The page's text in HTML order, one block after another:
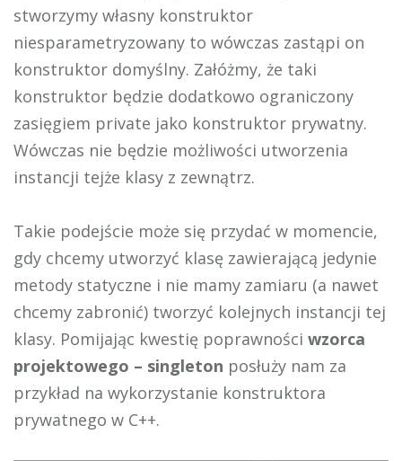
stworzymy własny konstruktor
niesparametryzowany to wówczas zastąpi on
konstruktor domyślny. Załóżmy, że taki
konstruktor będzie dodatkowo ograniczony
zasięgiem private jako konstruktor prywatny.
Wówczas nie będzie możliwości utworzenia
instancji tejże klasy z zewnątrz.
Takie podejście może się przydać w momencie,
gdy chcemy utworzyć klasę zawierającą jedynie
metody statyczne i nie mamy zamiaru (a nawet
chcemy zabronić) tworzyć kolejnych instancji tej
klasy. Pomijając kwestię poprawności wzorca
projektowego – singleton posłuży nam za
przykład na wykorzystanie konstruktora
prywatnego w C++.